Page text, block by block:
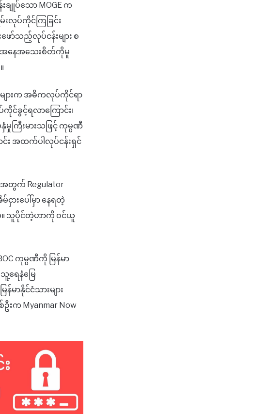
ျုပ်သော MOGE က
းလုပ်ကိုင်ကြခြင်း
ော်သည့်လုပ်ငန်းများ စ
အနေအသေးစိတ်ကိုမူ
များက အဓိကလုပ်ကိုင်ရာ
င်ခွင့်ရလာကြောင်း၊
မှုကြီးမားသဖြင့် ကုမ္ပဏီ
ာင်း အထက်ပါလုပ်ငန်းရှင်
အတွက် Regulator
ားပေါ်မှာ နေရတဲ့
။ သူပိုင်တဲ့ဟာကို ဝင်ယူ
ကုမ္ပဏီကို မြန်မာ
ရေနံမြေ
န်မာနိုင်ငံသားများ
းက Myanmar Now